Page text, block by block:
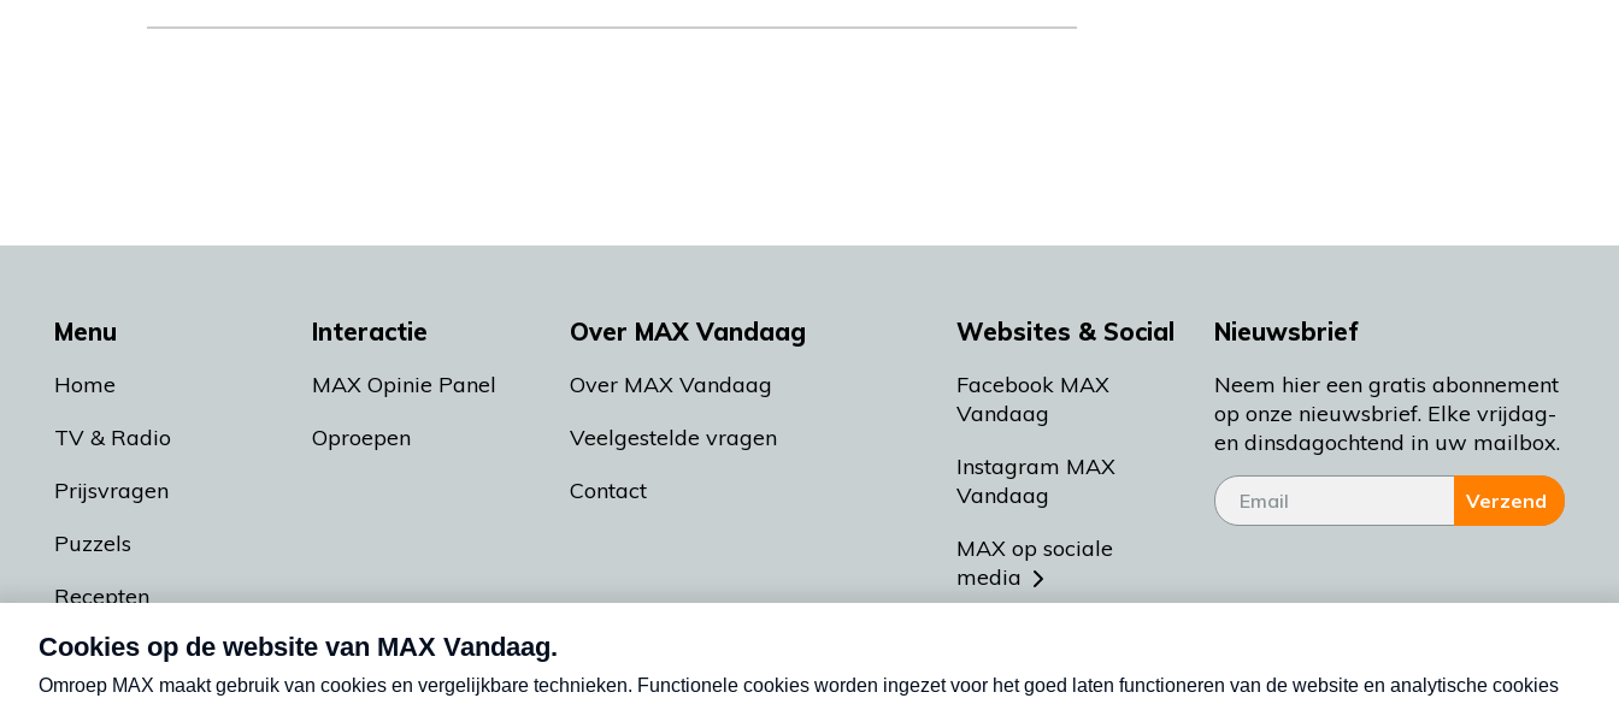
Menu
Home
TV & Radio
Prijsvragen
Puzzels
Recepten
Podcasts
Interactie
MAX Opinie Panel
Oproepen
Over MAX Vandaag
Over MAX Vandaag
Veelgestelde vragen
Contact
Websites & Social
Facebook MAX
Vandaag
Instagram MAX
Vandaag
MAX op sociale
media
Meldpunt Actueel
Nieuwsbrief
Neem hier een gratis abonnement
op onze nieuwsbrief. Elke vrijdag-
en dinsdagochtend in uw mailbox.
Verzend